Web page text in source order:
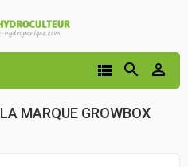



MARQUE GROWBOX